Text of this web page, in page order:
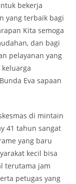
bekerja
yang terbaik bagi
Kita semoga
dan bagi
pelayanan yang
Eva sapaan
di mintain
41 tahun sangat
yang baru
kecil bisa
terutama jam
petugas yang